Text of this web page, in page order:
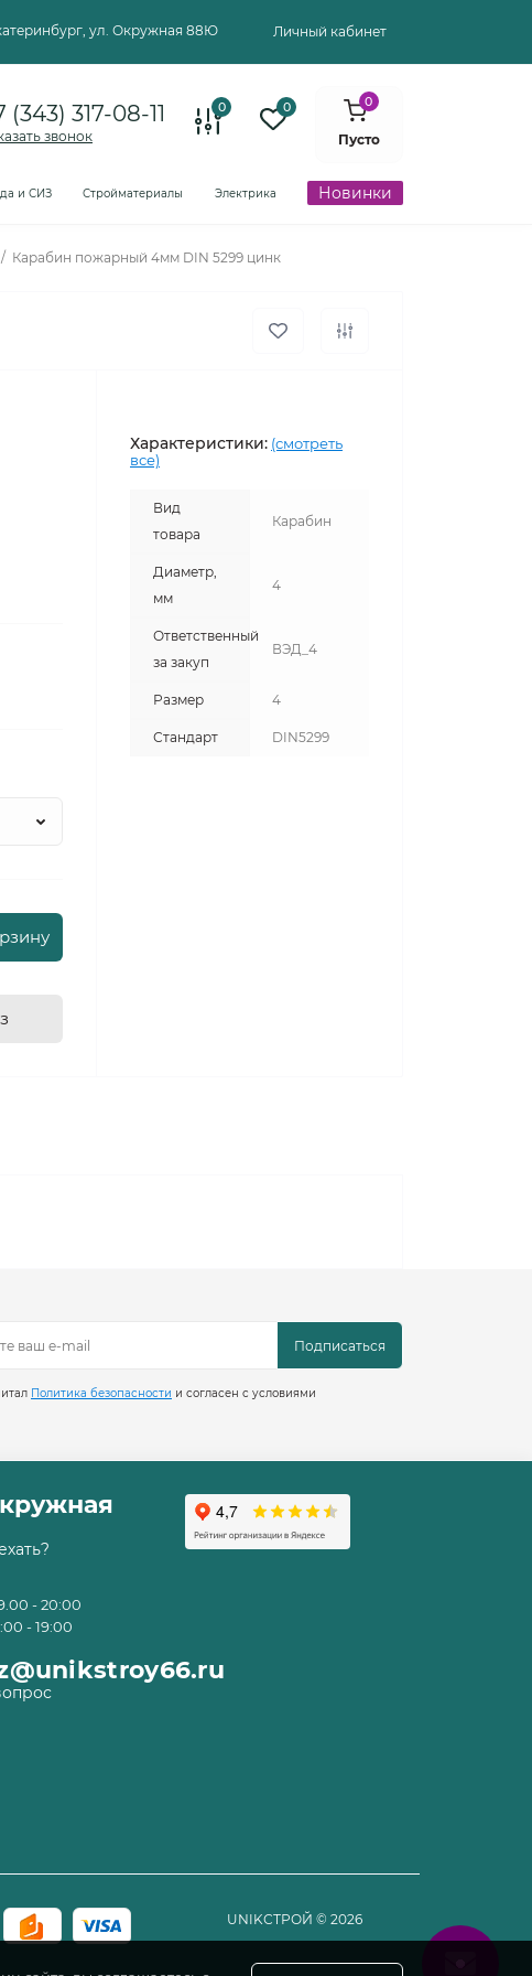
ул. Окружная 88Ю Личный кабинет
(343) 317-08-11
звонок
0 0 0
Пусто
и СИЗ Стройматериалы Электрика Новинки
Карабин пожарный 4мм DIN 5299 цинк
Характеристики: (смотреть
все)
Вид
товара
Карабин
Диаметр,
мм
4
Ответственный
за закуп
ВЭД_4
Размер 4
Стандарт DIN5299
Подписаться
Политика безопасности и согласен с условиями
- 20:00
- 19:00
UNIKСТРОЙ © 2026